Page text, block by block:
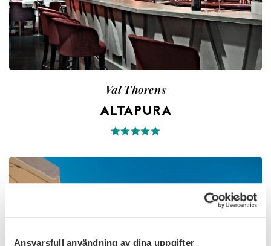
Ansvarsfull användning av dina uppgifter
Val Thorens
ALTAPURA